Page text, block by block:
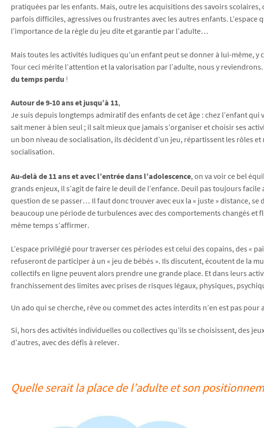
pratiquées par les enfants. Mais, outre les acquisitions des savoirs
parfois difficiles, agressives ou frustrantes avec les autres enfants.
l’importance de la règle du jeu dite et garantie par l’adulte…
Mais toutes les activités ludiques qu’un enfant peut se donner à lui-même,
Tour ceci mérite l’attention et la valorisation par l’adulte, nous y
du temps perdu !
Autour de 9-10 ans et jusqu’à 11,
Je suis depuis longtemps admiratif des enfants de cet âge : chez l’enfant
sait mener à bien seul ; il sait mieux que jamais s’organiser et choisir ses
un bon niveau de socialisation, ils décident d’un jeu, répartissent les rôles
socialisation.
Au-delà de 11 ans et avec l’entrée dans l’adolescence, on va voir ce bel
grands enjeux, il s’agit de faire le deuil de l’enfance. Deuil pas toujours
question de se passer… Il faut donc trouver avec eux la « juste » distance,
beaucoup une période de turbulences avec des comportements changés et
même temps s’affirmer.
L’espace privilégié pour traverser ces périodes est celui des copains, des «
refuseront de participer à un « jeu de bébés ». Ils discutent, écoutent de la
collectifs en ligne peuvent alors prendre une grande place. Et dans leurs
franchissement des limites avec prises de risques légaux, physiques,
Un ado qui se cherche, rêve ou commet des actes interdits n’en est pas
Si, hors des activités individuelles ou collectives qu’ils se choisissent, des
d’autres, avec des défis à relever.
Quelle serait la place de l’adulte et son